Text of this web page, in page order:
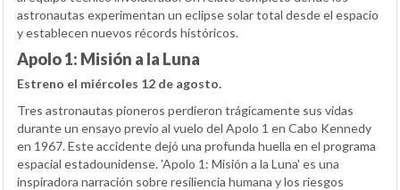
astronautas experimentan un eclipse solar total desde el espacio
y establecen nuevos récords históricos.
Apolo 1: Misión a la Luna
Estreno el miércoles 12 de agosto.
Tres astronautas pioneros perdieron trágicamente sus vidas
durante un ensayo previo al vuelo del Apolo 1 en Cabo Kennedy
en 1967. Este accidente dejó una profunda huella en el programa
espacial estadounidense. 'Apolo 1: Misión a la Luna' es una
inspiradora narración sobre resiliencia humana y los riesgos